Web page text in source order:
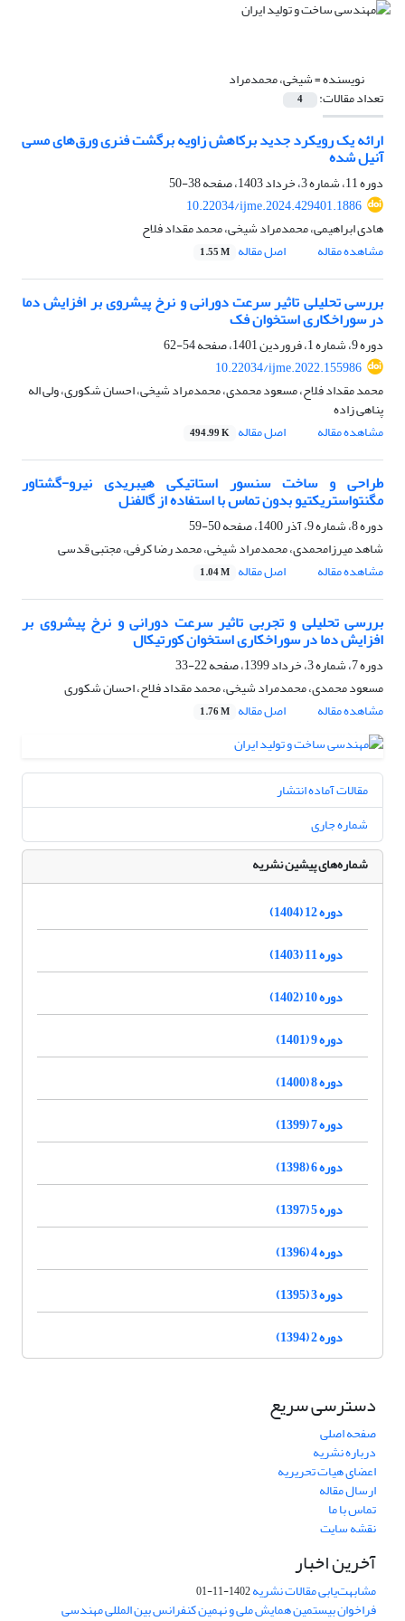
نویسنده =شیخی، محمدمراد
تعداد مقالات: 4
ارائه یک رویکرد جدید برکاهش زاویه برگشت فنری ورق‌های مسی
آنیل شده
دوره 11، شماره 3، خرداد 1403، صفحه
38-50
10.22034/ijme.2024.429401.1886
هادی ابراهیمی، محمدمراد شیخی، محمد مقداد فلاح
مشاهده مقاله
اصل مقاله 1.55 M
بررسی تحلیلی تاثیر سرعت دورانی و نرخ پیشروی بر افزایش دما
در سوراخکاری استخوان فک
دوره 9، شماره 1، فروردین 1401، صفحه
54-62
10.22034/ijme.2022.155986
محمد مقداد فلاح، مسعود محمدی، محمدمراد شیخی، احسان شکوری، ولی اله
پناهی زاده
مشاهده مقاله
اصل مقاله 494.99 K
طراحی و ساخت سنسور استاتیکی هیبریدی نیرو-گشتاور
مگنتواستریکتیو بدون تماس با استفاده از گالفنل
دوره 8، شماره 9، آذر 1400، صفحه
50-59
شاهد میرزامحمدی، محمدمراد شیخی، محمد رضا کرفی، مجتبی قدسی
مشاهده مقاله
اصل مقاله 1.04 M
بررسی تحلیلی و تجربی تاثیر سرعت دورانی و نرخ پیشروی بر
افزایش دما در سوراخکاری استخوان کورتیکال
دوره 7، شماره 3، خرداد 1399، صفحه
22-33
مسعود محمدی، محمدمراد شیخی، محمد مقداد فلاح، احسان شکوری
مشاهده مقاله
اصل مقاله 1.76 M
مقالات آماده انتشار
شماره جاری
شماره‌های پیشین نشریه
دوره 12 (1404)
دوره 11 (1403)
دوره 10 (1402)
دوره 9 (1401)
دوره 8 (1400)
دوره 7 (1399)
دوره 6 (1398)
دوره 5 (1397)
دوره 4 (1396)
دوره 3 (1395)
دوره 2 (1394)
دسترسی سریع
صفحه اصلی
درباره نشریه
اعضای هیات تحریریه
ارسال مقاله
تماس با ما
نقشه سایت
آخرین اخبار
مشابهت‌یابی مقالات نشریه1402-11-01
فراخوان بیستمین همایش ملی و نهمین کنفرانس بین المللی مهندسی